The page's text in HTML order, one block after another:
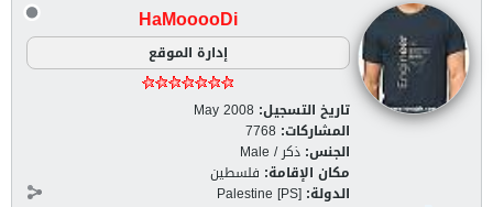
HaMooooDi
إدارة الموقع
تاريخ التسجيل: May 2008
المشاركات: 7768
الجنس: ذكر / Male
مكان الإقامة: فلسطين
الدولة: Palestine [PS]